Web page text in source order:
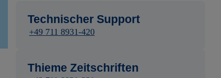
Technischer Support
+49 711 8931-420
Thieme Zeitschriften